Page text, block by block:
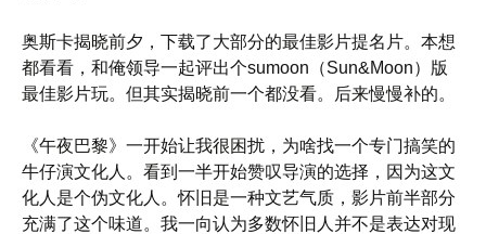
奥斯卡揭晓前夕，下载了大部分的最佳影片提名片。本想
都看看，和俺领导一起评出个sumoon（Sun&Moon）版
最佳影片玩。但其实揭晓前一个都没看。后来慢慢补的。
《午夜巴黎》一开始让我很困扰，为啥找一个专门搞笑的
牛仔演文化人。看到一半开始赞叹导演的选择，因为这文
化人是个伪文化人。怀旧是一种文艺气质，影片前半部分
充满了这个味道。我一向认为多数怀旧人并不是表达对现